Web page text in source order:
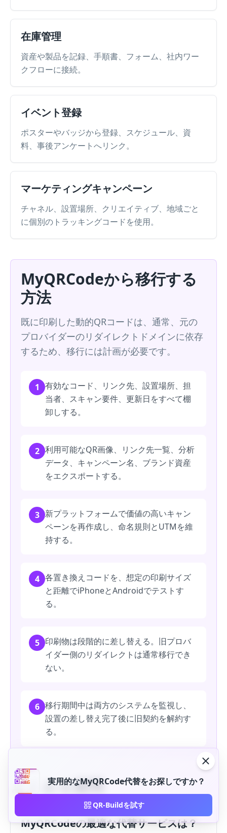
在庫管理
資産や製品を記録、手順書、フォーム、社内ワー
クフローに接続。
イベント登録
ポスターやバッジから登録、スケジュール、資
料、事後アンケートへリンク。
マーケティングキャンペーン
チャネル、設置場所、クリエイティブ、地域ごと
に個別のトラッキングコードを使用。
MyQRCodeから移行する
方法
既に印刷した動的QRコードは、通常、元の
プロバイダーのリダイレクトドメインに依存
するため、移行には計画が必要です。
1 有効なコード、リンク先、設置場所、担
当者、スキャン要件、更新日をすべて棚
卸しする。
2 利用可能なQR画像、リンク先一覧、分析
データ、キャンペーン名、ブランド資産
をエクスポートする。
3 新プラットフォームで価値の高いキャン
ペーンを再作成し、命名規則とUTMを維
持する。
4 各置き換えコードを、想定の印刷サイズ
と距離でiPhoneとAndroidでテストす
る。
5 印刷物は段階的に差し替える。旧プロバ
イダー側のリダイレクトは通常移行でき
ない。
6 移行期間中は両方のシステムを監視し、
設置の差し替え完了後に旧契約を解約す
る。
よくある質問
MyQRCodeの最適な代替サービスは？
実用的なMyQRCode代替をお探しですか？
QR-Buildを試す